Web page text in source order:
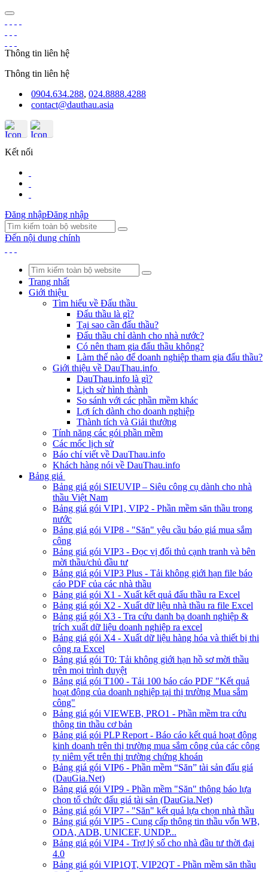
Thông tin liên hệ
Thông tin liên hệ
0904.634.288, 024.8888.4288
contact@dauthau.asia
Kết nối
Đăng nhậpĐăng nhập
Đến nội dung chính
Trang nhất
Giới thiệu
Tìm hiểu về Đấu thầu
Đấu thầu là gì?
Tại sao cần đấu thầu?
Đấu thầu chỉ dành cho nhà nước?
Có nên tham gia đấu thầu không?
Làm thế nào để doanh nghiệp tham gia đấu thầu?
Giới thiệu về DauThau.info
DauThau.info là gì?
Lịch sử hình thành
So sánh với các phần mềm khác
Lợi ích dành cho doanh nghiệp
Thành tích và Giải thưởng
Tính năng các gói phần mềm
Các mốc lịch sử
Báo chí viết về DauThau.info
Khách hàng nói về DauThau.info
Bảng giá
Bảng giá gói SIEUVIP – Siêu công cụ dành cho nhà
thầu Việt Nam
Bảng giá gói VIP1, VIP2 - Phần mềm săn thầu trong
nước
Bảng giá gói VIP8 - "Săn" yêu cầu báo giá mua sắm
công
Bảng giá gói VIP3 - Đọc vị đối thủ cạnh tranh và bên
mời thầu/chủ đầu tư
Bảng giá gói VIP3 Plus - Tải không giới hạn file báo
cáo PDF của các nhà thầu
Bảng giá gói X1 - Xuất kết quả đấu thầu ra Excel
Bảng giá gói X2 - Xuất dữ liệu nhà thầu ra file Excel
Bảng giá gói X3 - Tra cứu danh bạ doanh nghiệp &
trích xuất dữ liệu doanh nghiệp ra excel
Bảng giá gói X4 - Xuất dữ liệu hàng hóa và thiết bị thi
công ra Excel
Bảng giá gói T0: Tải không giới hạn hồ sơ mời thầu
trên mọi trình duyệt
Bảng giá gói T100 - Tải 100 báo cáo PDF "Kết quả
hoạt động của doanh nghiệp tại thị trường Mua sắm
công"
Bảng giá gói VIEWEB, PRO1 - Phần mềm tra cứu
thông tin thầu cơ bản
Bảng giá gói PLP Report - Báo cáo kết quả hoạt động
kinh doanh trên thị trường mua sắm công của các công
ty niêm yết trên thị trường chứng khoán
Bảng giá gói VIP6 - Phần mềm “Săn” tài sản đấu giá
(DauGia.Net)
Bảng giá gói VIP9 - Phần mềm "Săn" thông báo lựa
chọn tổ chức đấu giá tài sản (DauGia.Net)
Bảng giá gói VIP7 - "Săn" kết quả lựa chọn nhà thầu
Bảng giá gói VIP5 - Cung cấp thông tin thầu vốn WB,
ODA, ADB, UNICEF, UNDP...
Bảng giá gói VIP4 - Trợ lý số cho nhà đầu tư thời đại
4.0
Bảng giá gói VIP1QT, VIP2QT - Phần mềm săn thầu